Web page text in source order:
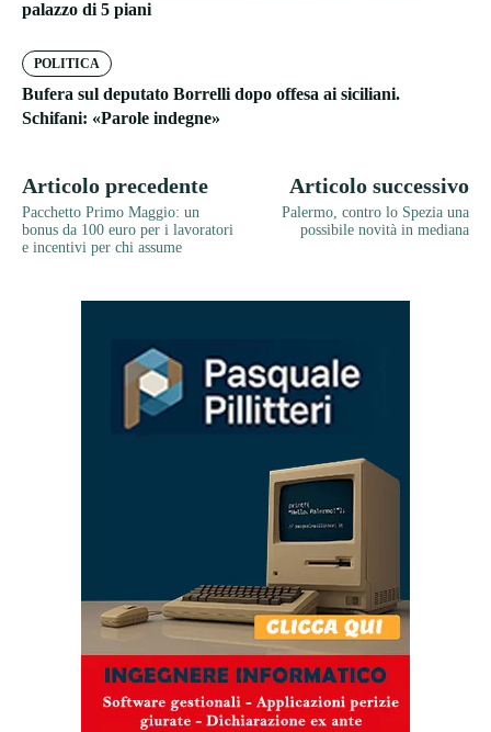
palazzo di 5 piani
POLITICA
Bufera sul deputato Borrelli dopo offesa ai siciliani.
Schifani: «Parole indegne»
Articolo precedente
Pacchetto Primo Maggio: un
bonus da 100 euro per i lavoratori
e incentivi per chi assume
Articolo successivo
Palermo, contro lo Spezia una
possibile novità in mediana